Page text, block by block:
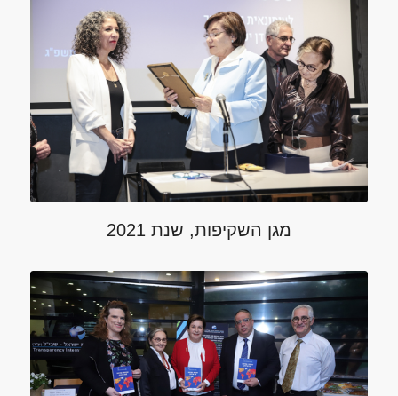
מגן השקיפות, שנת 2021